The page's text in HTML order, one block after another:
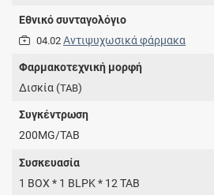
Εθνικό συνταγολόγιο
04.02 Αντιψυχωσικά φάρμακα
Φαρμακοτεχνική μορφή
Δισκία (TAB)
Συγκέντρωση
200MG/TAB
Συσκευασία
1 BOX * 1 BLPK * 12 TAB